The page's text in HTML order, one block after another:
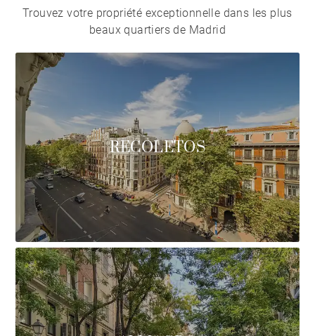
Trouvez votre propriété exceptionnelle dans les plus
beaux quartiers de Madrid
RECOLETOS